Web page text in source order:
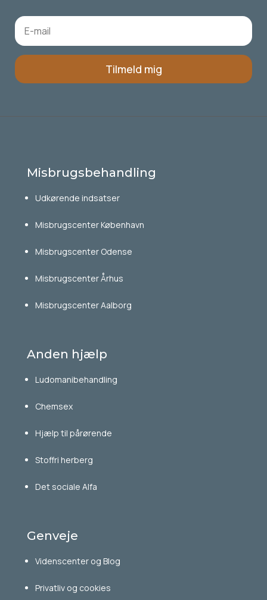
Tilmeld mig
Misbrugsbehandling
Udkørende indsatser
Misbrugscenter København
Misbrugscenter Odense
Misbrugscenter Århus
Misbrugscenter Aalborg
Anden hjælp
Ludomanibehandling
Chemsex
Hjælp til pårørende
Stoffri herberg
Det sociale Alfa
Genveje
Videnscenter og Blog
Privatliv og cookies